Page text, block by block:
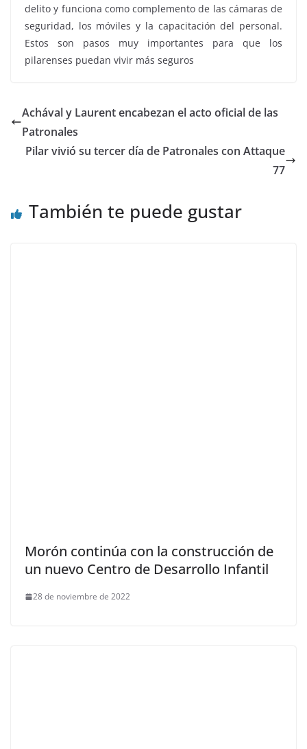
delito y funciona como complemento de las cámaras de
seguridad, los móviles y la capacitación del personal.
Estos son pasos muy importantes para que los
pilarenses puedan vivir más seguros
Achával y Laurent encabezan el acto oficial de las
Patronales
Pilar vivió su tercer día de Patronales con Attaque
77
También te puede gustar
Morón continúa con la construcción de
un nuevo Centro de Desarrollo Infantil
28 de noviembre de 2022